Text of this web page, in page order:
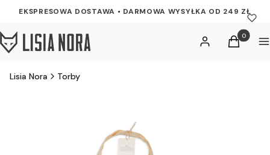
EKSPRESOWA DOSTAWA • DARMOWA WYSYŁKA OD 249 ZŁ
Zaloguj sięProdukty
Koszyk
Lisia Nora Torby